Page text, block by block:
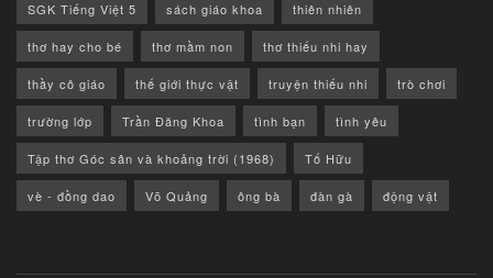
SGK Tiếng Việt 5 sách giáo khoa thiên nhiên
thơ hay cho bé thơ mầm non thơ thiếu nhi hay
thầy cô giáo thế giới thực vật truyện thiếu nhi trò chơi
trường lớp Trần Đăng Khoa tình bạn tình yêu
Tập thơ Góc sân và khoảng trời (1968) Tố Hữu
vè - đồng dao Võ Quảng ông bà đàn gà động vật